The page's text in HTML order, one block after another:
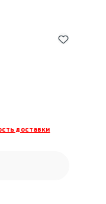
доставки